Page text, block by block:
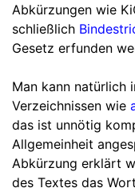
Abkürzungen wie
schließlich
Gesetz erfunden
Man kann natürlich
Verzeichnissen wie
das ist unnötig
Allgemeinheit
Abkürzung erklärt
des Textes das